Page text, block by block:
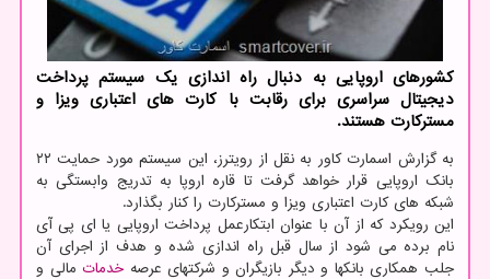
کشورهای اروپایی به دنبال راه اندازی یک سیستم پرداخت
دیجیتال سراسری برای رقابت با کارت های اعتباری ویزا و
مسترکارت هستند.
به گزارش اسمارت کاور به نقل از رویترز، این سیستم مورد حمایت ۲۲
بانک اروپایی قرار خواهد گرفت تا قاره اروپا به تدریج وابستگی به
شبکه های کارت اعتباری ویزا و مسترکارت را کنار بگذارد.
این رویکرد که از آن با عنوان ابتکارعمل پرداخت اروپایی یا ای پی آی
نام برده می شود از سال قبل راه اندازی شده و هدف از اجرای آن
جلب همکاری بانکها و دیگر بازیگران و شرکتهای عرصه خدمات مالی و